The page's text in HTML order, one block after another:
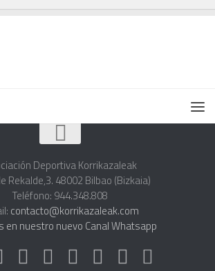
Deportiva Korrikazaleak
Rekalde,3. 48002 Bilbao (Bizkaia)
Teléfono: 944.348.808
contacto@korrikazaleak.com
en nuestro nuevo Canal Whatsapp